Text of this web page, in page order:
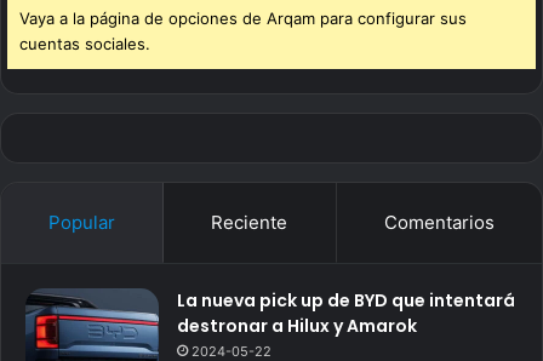
Vaya a la página de opciones de Arqam para configurar sus
cuentas sociales.
Popular Reciente Comentarios
La nueva pick up de BYD que intentará
destronar a Hilux y Amarok
2024-05-22